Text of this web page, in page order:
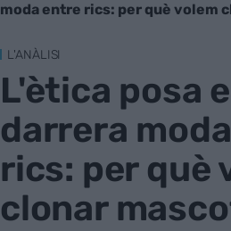
moda entre rics: per què volem
L'ANÀLISI
L'ètica posa
darrera
rics: per què
clonar